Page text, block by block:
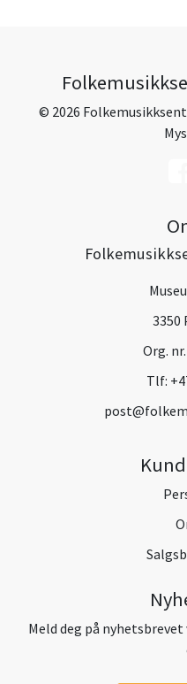
© 2026
3350
Org.
Tlf:
Meld deg på